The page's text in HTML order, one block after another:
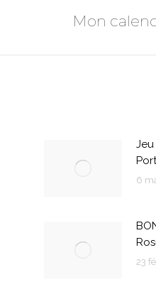
OngletMon
6
23